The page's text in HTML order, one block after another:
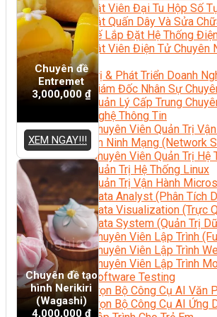
Kỹ Thuật Viên Đại Tu Hộp Số
Kỹ Thuật Quấn Dây Và Sửa
Thiết Kế Lắp Đặt Hệ Thống
Kỹ Thuật Viên Điện Tử Chuyên
Ngành Khác
Quản Trị & Phát Triển Doanh
Giám Đốc Nhân Sự
Quản Lý Cấp Trung
Công Nghệ Thông Tin
Chuyên Viên Quản Trị
An Ninh Mạng (Network
Chuyên Viên Quản Trị Hệ
Quản Trị Hệ Thống Linux
Quản Trị Vận Hành
Data Analyst (Phân Tích
Data Visualization (Trực
Data System (Quản Trị
Chuyên Viên Lập Trình
Chuyên Viên Lập Trình
Chuyên Viên Lập Trình
Software Testing
Trọn Bộ Công Cụ AI Văn
Trọn Bộ Công Cụ AI Ứng
Chuyên đề
Entremet
3,000,000₫
XEM NGAY!!!
Chuyên đề tạo
hình Nerikiri
(Wagashi)
4,000,000 ₫